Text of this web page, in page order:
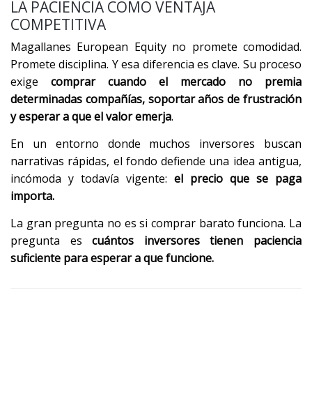
LA PACIENCIA COMO VENTAJA
COMPETITIVA
Magallanes European Equity no promete comodidad.
Promete disciplina. Y esa diferencia es clave. Su proceso
exige comprar cuando el mercado no premia
determinadas compañías, soportar años de frustración
y esperar a que el valor emerja.
En un entorno donde muchos inversores buscan
narrativas rápidas, el fondo defiende una idea antigua,
incómoda y todavía vigente: el precio que se paga
importa.
La gran pregunta no es si comprar barato funciona. La
pregunta escuántos inversores tienen paciencia
suficiente para esperar a que funcione.